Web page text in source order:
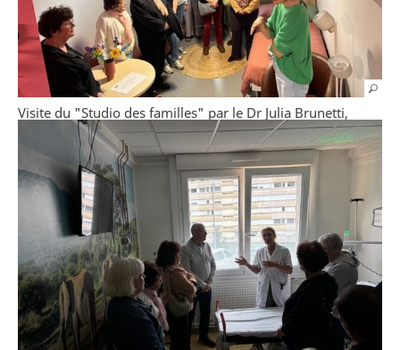
Visite du "Studio des familles" par le Dr Julia Brunetti,
médecin de l'Equipe Mobile de Soins Palliatifs